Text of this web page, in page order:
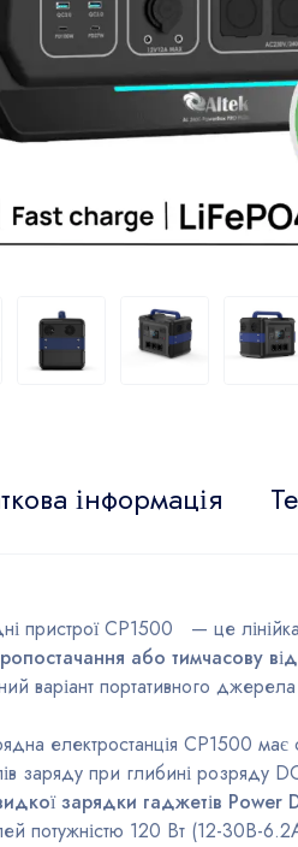
інформація
пристрої СР1500 — це лінійка
або тимчасову
варіант портативного джерела
електростанція СР1500 має
заряду при глибині розряду
зарядки гаджетів Power
потужністю 120 Вт (12-30В-